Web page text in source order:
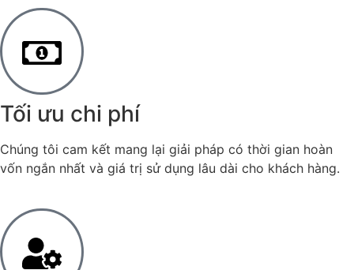
Tối ưu chi phí
Chúng tôi cam kết mang lại giải pháp có thời gian hoàn
vốn ngắn nhất và giá trị sử dụng lâu dài cho khách hàng.